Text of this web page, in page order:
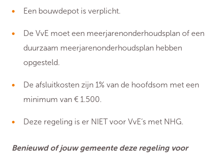
Een bouwdepot is verplicht.
De VvE moet een meerjarenonderhoudsplan of een
duurzaam meerjarenonderhoudsplan hebben
opgesteld.
De afsluitkosten zijn 1% van de hoofdsom met een
minimum van € 1.500.
Deze regeling is er NIET voor VvE’s met NHG.
Benieuwd of jouw gemeente deze regeling voor